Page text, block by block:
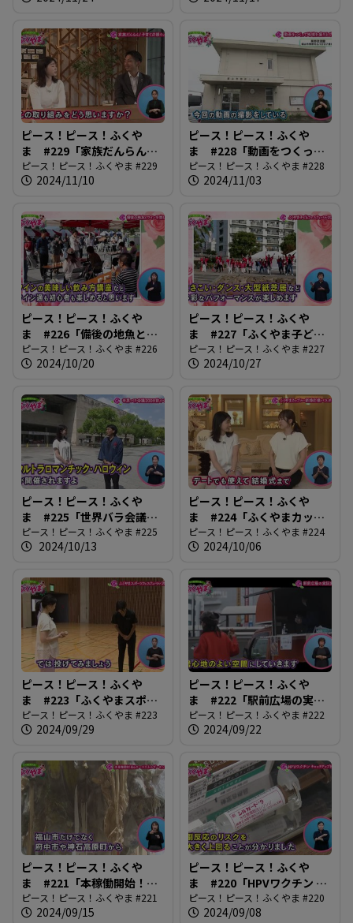
ピース！ピース！ふくや
ま #229「家族だんらん！
子育て応援ウィーク」
ピース！ピース！ふくやま #229
2024/11/10
ピース！ピース！ふくや
ま #228「動画をつくって
地域を盛り上げよう」
ピース！ピース！ふくやま #228
2024/11/03
ピース！ピース！ふくや
ま #226「備後の地魚とワ
インを楽しもう」
ピース！ピース！ふくやま #226
2024/10/20
ピース！ピース！ふくや
ま #227「ふくやま子ども
フェスティバル2024」
ピース！ピース！ふくやま #227
2024/10/27
ピース！ピース！ふくや
ま #225「世界バラ会議
200日前イベント」
ピース！ピース！ふくやま #225
2024/10/13
ピース！ピース！ふくや
ま #224「ふくやまカップ
ル・新婚応援パスポート」
ピース！ピース！ふくやま #224
2024/10/06
ピース！ピース！ふくや
ま #223「ふくやまスポー
ツフェスティバル2024」
ピース！ピース！ふくやま #223
2024/09/29
ピース！ピース！ふくや
ま #222「駅前広場の実証
実験」
ピース！ピース！ふくやま #222
2024/09/22
ピース！ピース！ふくや
ま #221「本稼働開始！ふ
くやまローズエネルギーセ
ンター」
ピース！ピース！ふくやま #221
2024/09/15
ピース！ピース！ふくや
ま #220「HPVワクチン キ
ャッチアップ接種」
ピース！ピース！ふくやま #220
2024/09/08